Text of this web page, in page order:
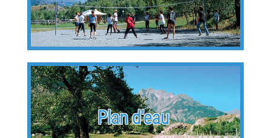
Plan d'eau